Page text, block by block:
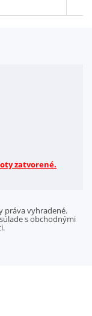
Tools, spol. s r. o.
zatvorené.
práva vyhradené.
s obchodnými